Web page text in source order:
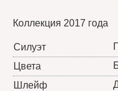
Коллекция 2017 года
Силуэт
Цвета
Шлейф